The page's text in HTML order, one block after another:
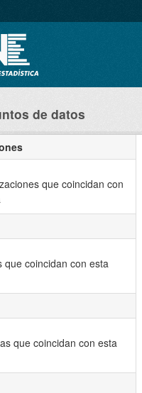
de datos
que coincidan con
que coincidan con esta
que coincidan con esta